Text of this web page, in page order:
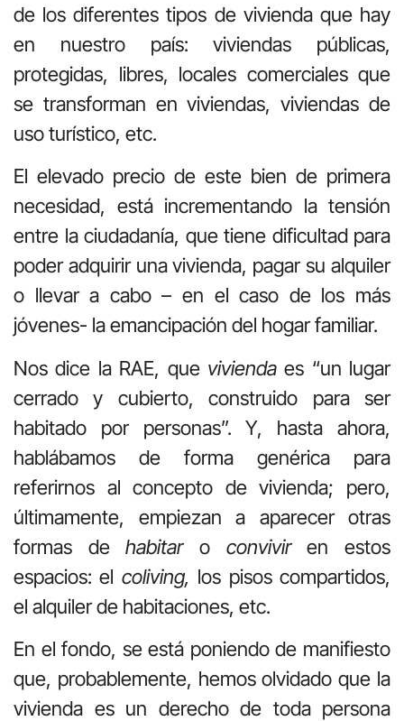
de los diferentes tipos de vivienda que hay
en nuestro país: viviendas públicas,
protegidas, libres, locales comerciales que
se transforman en viviendas, viviendas de
uso turístico, etc.
El elevado precio de este bien de primera
necesidad, está incrementando la tensión
entre la ciudadanía, que tiene dificultad para
poder adquirir una vivienda, pagar su alquiler
o llevar a cabo – en el caso de los más
jóvenes- la emancipación del hogar familiar.
Nos dice la RAE, que viviendaes “un lugar
cerrado y cubierto, construido para ser
habitado por personas”. Y, hasta ahora,
hablábamos de forma genérica para
referirnos al concepto de vivienda; pero,
últimamente, empiezan a aparecer otras
formas dehabitaro conviviren estos
espacios: el coliving, los pisos compartidos,
el alquiler de habitaciones, etc.
En el fondo, se está poniendo de manifiesto
que, probablemente, hemos olvidado que la
vivienda es un derecho de toda persona